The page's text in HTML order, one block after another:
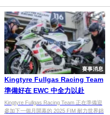
賽事消息
Kingtyre Fullgas Racing Team
準備好在 EWC 中全力以赴
Kingtyre Fullgas Racing Team 正在準備迎
參加下一個月開幕的 2025 FIM 耐力世界錦